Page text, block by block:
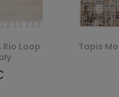
Loop
Tapis